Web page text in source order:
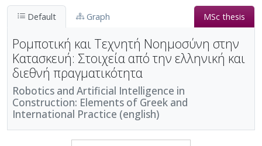
Default Graph MSc thesis
Ρομποτική και Τεχνητή Νοημοσύνη στην
Κατασκευή: Στοιχεία από την ελληνική και
διεθνή πραγματικότητα
Robotics and Artificial Intelligence in
Construction: Elements of Greek and
International Practice (english)